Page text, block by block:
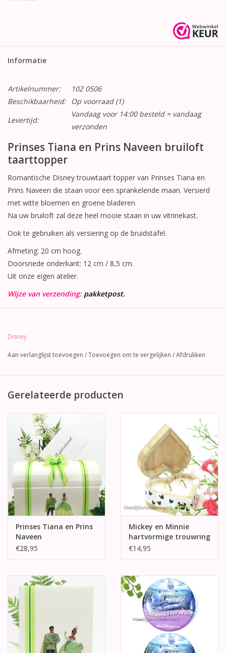
Informatie
Artikelnummer:
102 0506
Beschikbaarheid:
Op voorraad(1)
Levertijd:
Vandaag voor 14:00 besteld = vandaag
verzonden
Prinses Tiana en Prins Naveen bruiloft
taarttopper
Romantische Disney trouwtaart topper van Prinses Tiana en
Prins Naveen die staan voor een sprankelende maan. Versierd
met witte bloemen en groene bladeren.
Na uw bruiloft zal deze heel mooie staan in uw vitrinekast.
Ook te gebruiken als versiering op de bruidstafel.
Afmeting: 20 cm hoog.
Doorsnede onderkant: 12 cm / 8,5 cm.
Uit onze eigen atelier.
Wijze van verzending: pakketpost.
Disney
Aan verlanglijst toevoegen /Toevoegen om te vergelijken /Afdrukken
Gerelateerde producten
Prinses Tiana en Prins
Naveen
enveloppendoos
€28,95
Mickey en Minnie
hartvormige trouwring
doosje
€14,95